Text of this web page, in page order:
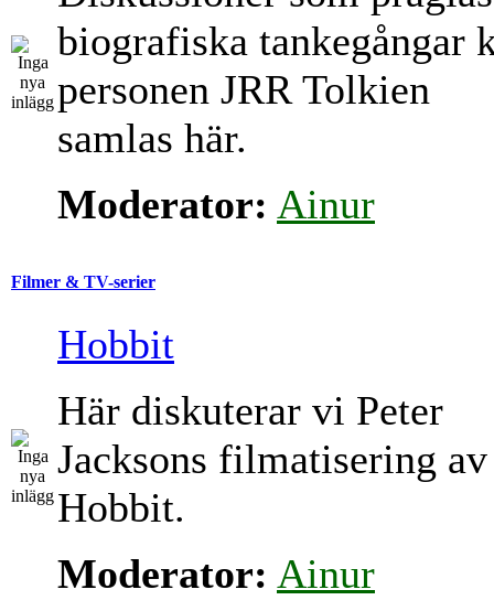
biografiska tankegångar
personen JRR Tolkien
samlas här.
Moderator: Ainur
Filmer & TV-serier
Hobbit
Här diskuterar vi Peter
Jacksons filmatisering
Hobbit.
Moderator: Ainur